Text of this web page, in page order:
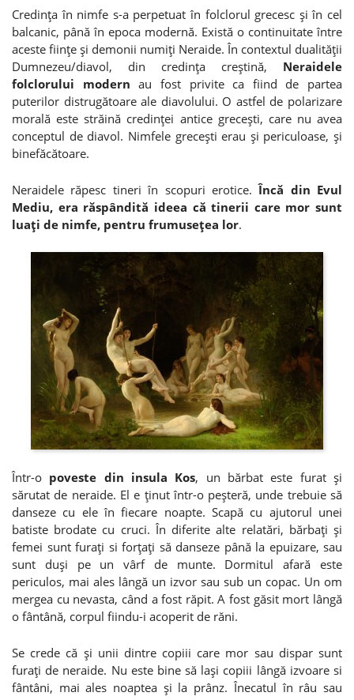
Credinţa în nimfe s-a perpetuat în folclorul grecesc şi în cel
balcanic, până în epoca modernă. Există o continuitate între
aceste fiinţe şi demonii numiţi Neraide. În contextul dualităţii
Dumnezeu/diavol, din credinţa creştină, Neraidele
folclorului modern au fost privite ca fiind de partea
puterilor distrugătoare ale diavolului. O astfel de polarizare
morală este străină credinţei antice greceşti, care nu avea
conceptul de diavol. Nimfele greceşti erau şi periculoase, şi
binefăcătoare.
Neraidele răpesc tineri în scopuri erotice.Încă din Evul
Mediu, era răspândită ideea că tinerii care mor sunt
luaţi de nimfe, pentru frumuseţea lor.
Într-o poveste din insula Kos, un bărbat este furat şi
sărutat de neraide. El e ţinut într-o peşteră, unde trebuie să
danseze cu ele în fiecare noapte. Scapă cu ajutorul unei
batiste brodate cu cruci. În diferite alte relatări, bărbaţi şi
femei sunt furaţi si forţaţi să danseze până la epuizare, sau
sunt duşi pe un vârf de munte. Dormitul afară este
periculos, mai ales lângă un izvor sau sub un copac. Un om
mergea cu nevasta, când a fost răpit. A fost găsit mort lângă
o fântână, corpul fiindu-i acoperit de răni.
Se crede că şi unii dintre copiii care mor sau dispar sunt
furaţi de neraide. Nu este bine să laşi copiii lângă izvoare si
fântâni, mai ales noaptea şi la prânz. Înecatul în râu sau